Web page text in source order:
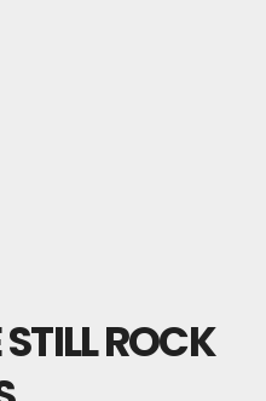
ROCK